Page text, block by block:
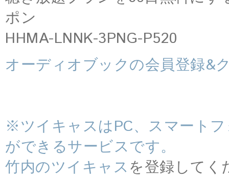
ポン
HHMA-LNNK-3PNG-P520
オーディオブックの会員登録&
※ツイキャスはPC、スマート
ができるサービスです。
竹内のツイキャスを登録してく